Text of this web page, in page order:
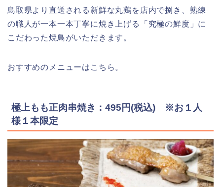
鳥取県より直送される新鮮な丸鶏を店内で捌き、熟練
の職人が一本一本丁寧に焼き上げる「究極の鮮度」に
こだわった焼鳥がいただきます。
おすすめのメニューはこちら。
極上もも正肉串焼き：495円(税込) ※お１人
様１本限定